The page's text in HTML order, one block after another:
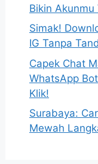
Bikin Akunmu
Simak!
IG Tanpa
Capek Chat
WhatsApp
Klik!
Surabaya:
Mewah